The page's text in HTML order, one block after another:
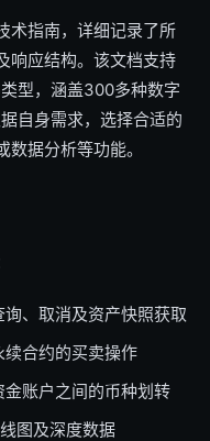
术指南，详细记录了所
响应结构。该文档支持
型，涵盖300多种数字
自身需求，选择合适的
据分析等功能。
、取消及资产快照获取
续合约的买卖操作
账户之间的币种划转
图及深度数据